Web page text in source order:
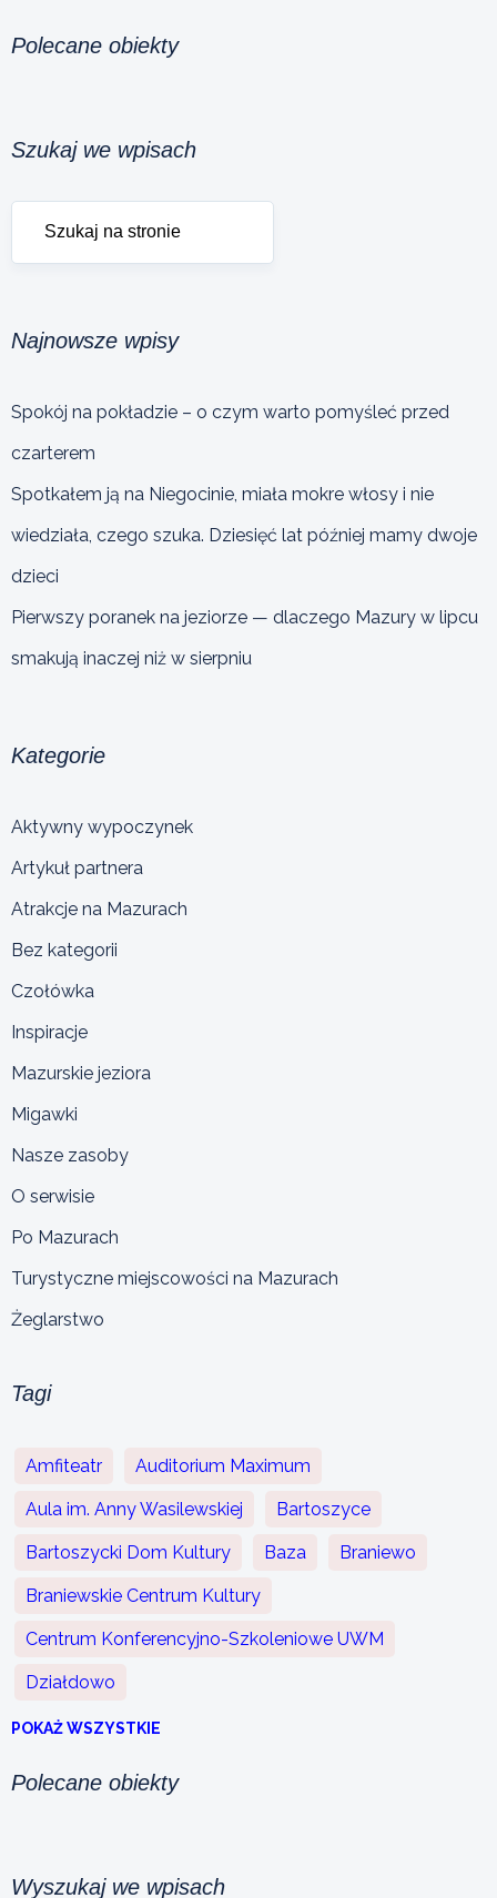
Polecane obiekty
Szukaj we wpisach
Najnowsze wpisy
Spokój na pokładzie – o czym warto pomyśleć przed
czarterem
Spotkałem ją na Niegocinie, miała mokre włosy i nie
wiedziała, czego szuka. Dziesięć lat później mamy dwoje
dzieci
Pierwszy poranek na jeziorze — dlaczego Mazury w lipcu
smakują inaczej niż w sierpniu
Kategorie
Aktywny wypoczynek
Artykuł partnera
Atrakcje na Mazurach
Bez kategorii
Czołówka
Inspiracje
Mazurskie jeziora
Migawki
Nasze zasoby
O serwisie
Po Mazurach
Turystyczne miejscowości na Mazurach
Żeglarstwo
Tagi
Amfiteatr Auditorium Maximum
Aula im. Anny Wasilewskiej Bartoszyce
Bartoszycki Dom Kultury Baza Braniewo
Braniewskie Centrum Kultury
Centrum Konferencyjno-Szkoleniowe UWM
Działdowo
POKAŻ WSZYSTKIE
Polecane obiekty
Wyszukaj we wpisach